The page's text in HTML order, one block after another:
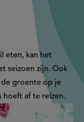
eten, kan het
seizoen zijn. Ook
groente op je
af te reizen.